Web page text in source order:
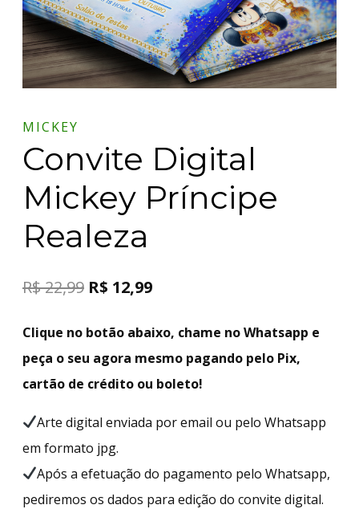
MICKEY
Convite Digital
Mickey Príncipe
Realeza
R$22,99 R$ 12,99
Clique no botão abaixo, chame no Whatsapp e
peça o seu agora mesmo pagando pelo Pix,
cartão de crédito ou boleto!
Arte digital enviada por email ou pelo Whatsapp
em formato jpg.
Após a efetuação do pagamento pelo Whatsapp,
pediremos os dados para edição do convite digital.